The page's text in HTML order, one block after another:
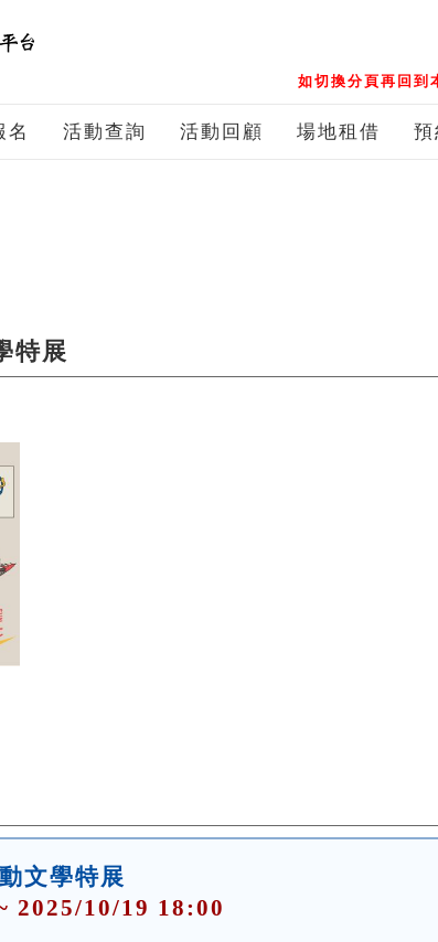
如切換分頁再回到
名 活動查詢 活動回顧 場地租借 預
特展
文學特展
2025/10/19 18:00